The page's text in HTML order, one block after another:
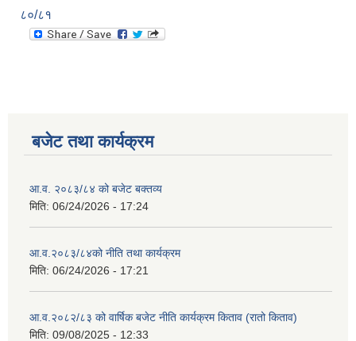
८०/८१
बजेट तथा कार्यक्रम
आ.व. २०८३/८४ को बजेट बक्तव्य
मिति: 06/24/2026 - 17:24
आ.व.२०८३/८४को नीति तथा कार्यक्रम
मिति: 06/24/2026 - 17:21
आ.व.२०८२/८३ को वार्षिक बजेट नीति कार्यक्रम किताव (रातो किताव)
मिति: 09/08/2025 - 12:33